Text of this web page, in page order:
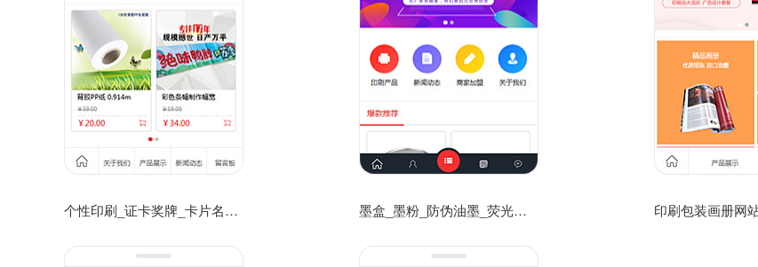
个性印刷_证卡奖牌_卡片名片公司网购网上商城模板 墨盒_墨粉_防伪油墨_荧光油墨厂家公司网站模板